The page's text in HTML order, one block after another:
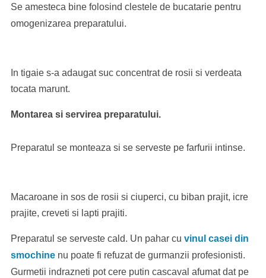
Se amesteca bine folosind clestele de bucatarie pentru
omogenizarea preparatului.
In tigaie s-a adaugat suc concentrat de rosii si verdeata
tocata marunt.
Montarea si servirea preparatului.
Preparatul se monteaza si se serveste pe farfurii intinse.
Macaroane in sos de rosii si ciuperci, cu biban prajit, icre
prajite, creveti si lapti prajiti.
Preparatul se serveste cald. Un pahar cu vinul casei din
smochinenu poate fi refuzat de gurmanzii profesionisti.
Gurmetii indrazneti pot cere putin cascaval afumat dat pe